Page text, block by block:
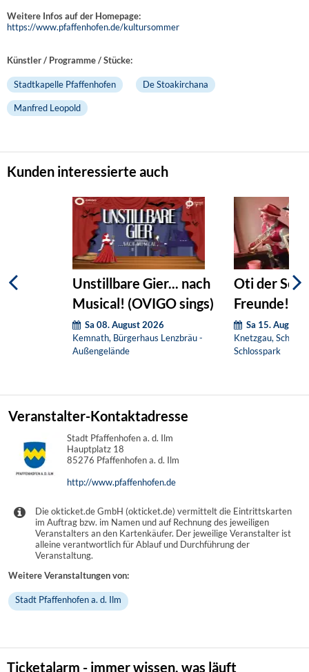
Weitere Infos auf der Homepage:
https://www.pfaffenhofen.de/kultursommer
Künstler / Programme / Stücke:
Stadtkapelle Pfaffenhofen De Stoakirchana
Manfred Leopold
Kunden interessierte auch
Unstillbare Gier... nach
Musical! (OVIGO sings)
Sa 08. August 2026
Kemnath, Bürgerhaus Lenzbräu -
Außengelände
Oti der
Freunde!
Sa 15. August
Knetzgau,
Schlosspark
Veranstalter-Kontaktadresse
Stadt Pfaffenhofen a. d. Ilm
Hauptplatz 18
85276 Pfaffenhofen a. d. Ilm
http://www.pfaffenhofen.de
Die okticket.de GmbH (okticket.de) vermittelt die Eintrittskarten
im Auftrag bzw. im Namen und auf Rechnung des jeweiligen
Veranstalters an den Kartenkäufer. Der jeweilige Veranstalter ist
alleine verantwortlich für Ablauf und Durchführung der
Veranstaltung.
Weitere Veranstaltungen von:
Stadt Pfaffenhofen a. d. Ilm
Ticketalarm - immer wissen, was läuft